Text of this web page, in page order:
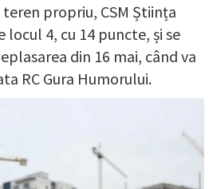
teren propriu, CSM Știința
locul 4, cu 14 puncte, și se
din 16 mai, când va
RC Gura Humorului.